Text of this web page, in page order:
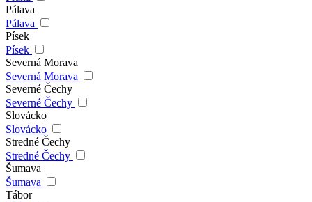
Pálava
Pálava
Písek
Písek
Severná Morava
Severná Morava
Severné Čechy
Severné Čechy
Slovácko
Slovácko
Stredné Čechy
Stredné Čechy
Šumava
Šumava
Tábor